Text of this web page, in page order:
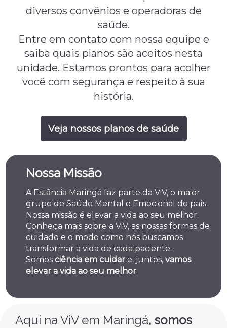
diversos convênios e operadoras de
saúde.
Entre em contato com nossa equipe e
saiba quais planos são aceitos nesta
unidade. Estamos prontos para acolher
você com segurança e respeito à sua
história.
Veja nossos planos de saúde
Nossa Missão
A Estância Maringá faz parte da ViV, o maior
grupo de Saúde Mental e Emocional do país.
Nossa missão é elevar a vida ao seu melhor.
Conheça mais sobre a ViV, as nossas formas de
cuidado e o modo como nós buscamos
transformar a vida de cada paciente.
Somos ciência em cuidar e, juntos, vamos
elevar a vida ao seu melhor.
Aqui na ViV em Maringá, somos